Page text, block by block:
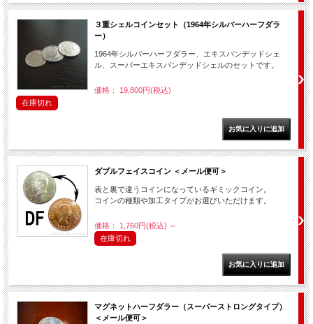
３重シェルコインセット（1964年シルバーハーフダラ
ー）
1964年シルバーハーフダラー、エキスパンデッドシェ
ル、スーパーエキスパンデッドシェルのセットです。
価格： 19,800円(税込)
在庫切れ
ダブルフェイスコイン ＜メール便可＞
表と裏で違うコインになっているギミックコイン。
コインの種類や加工タイプがお選びいただけます。
価格： 1,760円(税込) ～
在庫切れ
マグネットハーフダラー（スーパーストロングタイプ）
＜メール便可＞